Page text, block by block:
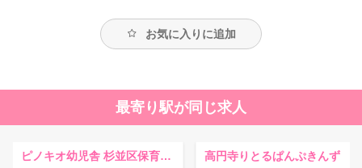
お気に入りに追加
最寄り駅が同じ求人
ピノキオ幼児舎 杉並区保育室 高円寺 高円寺りとるぱんぷきんず